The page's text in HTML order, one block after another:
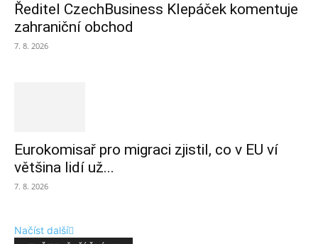
Ředitel CzechBusiness Klepáček komentuje
zahraniční obchod
7. 8. 2026
Eurokomisař pro migraci zjistil, co v EU ví
většina lidí už...
7. 8. 2026
Načíst další